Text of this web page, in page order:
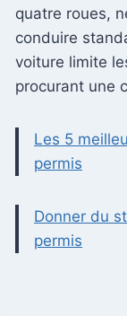
quatre roues,
conduire
voiture limite
procurant une
Les 5
permis
Donner du
permis